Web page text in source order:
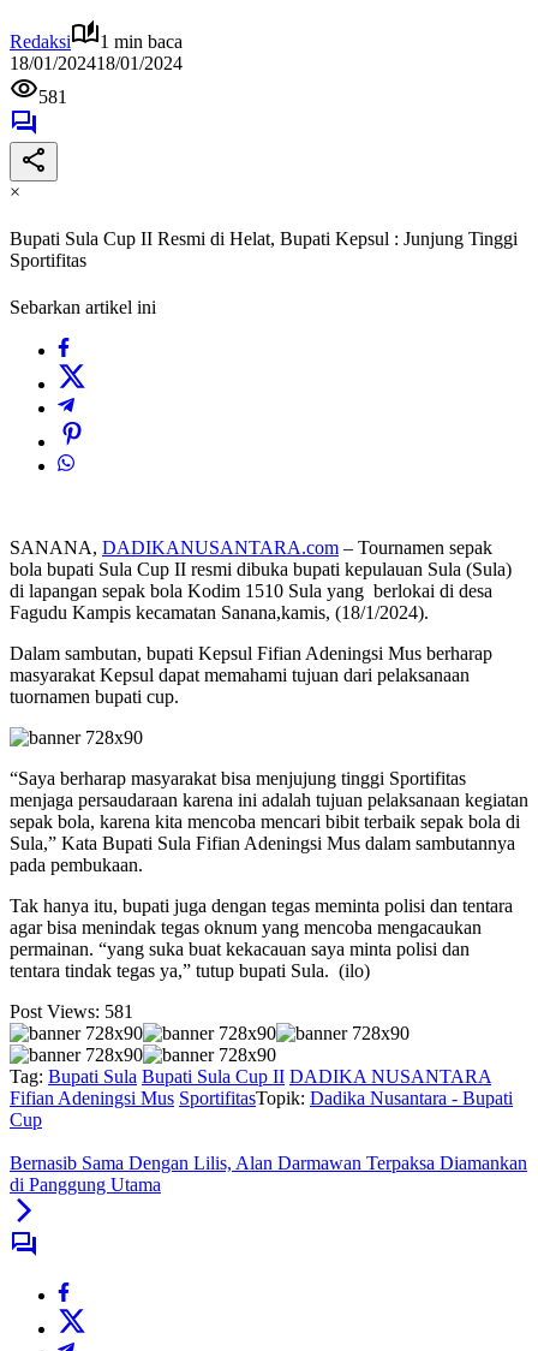
Redaksi
1 min baca
18/01/202418/01/2024
581
×
Bupati Sula Cup II Resmi di Helat, Bupati Kepsul : Junjung Tinggi
Sportifitas
Sebarkan artikel ini
SANANA, DADIKANUSANTARA.com – Tournamen sepak
bola bupati Sula Cup II resmi dibuka bupati kepulauan Sula (Sula)
di lapangan sepak bola Kodim 1510 Sula yang berlokai di desa
Fagudu Kampis kecamatan Sanana,kamis, (18/1/2024).
Dalam sambutan, bupati Kepsul Fifian Adeningsi Mus berharap
masyarakat Kepsul dapat memahami tujuan dari pelaksanaan
tuornamen bupati cup.
“Saya berharap masyarakat bisa menjujung tinggi Sportifitas
menjaga persaudaraan karena ini adalah tujuan pelaksanaan kegiatan
sepak bola, karena kita mencoba mencari bibit terbaik sepak bola di
Sula,” Kata Bupati Sula Fifian Adeningsi Mus dalam sambutannya
pada pembukaan.
Tak hanya itu, bupati juga dengan tegas meminta polisi dan tentara
agar bisa menindak tegas oknum yang mencoba mengacaukan
permainan. “yang suka buat kekacauan saya minta polisi dan
tentara tindak tegas ya,” tutup bupati Sula. (ilo)
Post Views: 581
Tag: Bupati Sula Bupati Sula Cup II DADIKA NUSANTARA
Fifian Adeningsi Mus SportifitasTopik: Dadika Nusantara - Bupati
Cup
Bernasib Sama Dengan Lilis, Alan Darmawan Terpaksa Diamankan
di Panggung Utama